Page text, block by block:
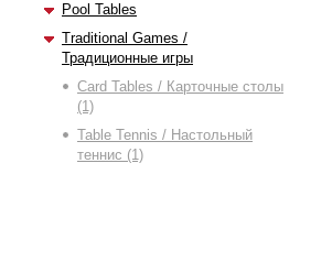
Pool Tables
Traditional Games /
Традиционные игры
Card Tables / Карточные столы
(1)
Table Tennis / Настольный
теннис (1)